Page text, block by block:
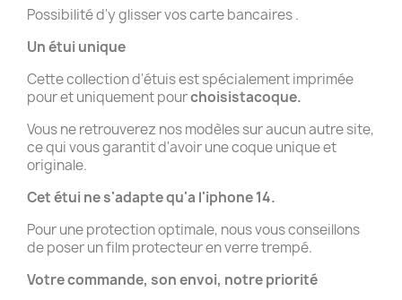
Possibilité d'y glisser vos carte bancaires .
Un étui unique
Cette collection d'étuis est spécialement imprimée
pour et uniquement pourchoisistacoque.
Vous ne retrouverez nos modèles sur aucun autre site,
ce qui vous garantit d'avoir une coque unique et
originale.
Cet étui ne s'adapte qu'a l'iphone 14.
Pour une protection optimale, nous vous conseillons
de poser un film protecteur en verre trempé.
Votre commande, son envoi, notre priorité